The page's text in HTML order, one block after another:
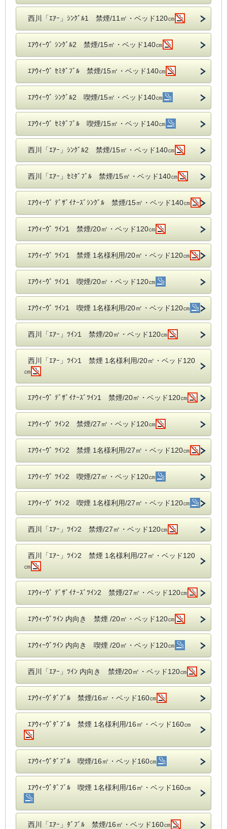
西川「ｴｱｰ」ｼﾝｸﾞﾙ1 禁煙/11㎡・ベッド120㎝
ｴｱｳｨｰｳﾞ ｼﾝｸﾞﾙ2 禁煙/15㎡・ベッド140㎝
ｴｱｳｨｰｳﾞ ｾﾐﾀﾞﾌﾞﾙ 禁煙/15㎡・ベッド140㎝
ｴｱｳｨｰｳﾞ ｼﾝｸﾞﾙ2 喫煙/15㎡・ベッド140㎝
ｴｱｳｨｰｳﾞ ｾﾐﾀﾞﾌﾞﾙ 喫煙/15㎡・ベッド140㎝
西川「ｴｱｰ」ｼﾝｸﾞﾙ2 禁煙/15㎡・ベッド140㎝
西川「ｴｱｰ」ｾﾐﾀﾞﾌﾞﾙ 禁煙/15㎡・ベッド140㎝
ｴｱｳｨｰｳﾞ ﾃﾞｻﾞｲﾅｰｽﾞｼﾝｸﾞﾙ 禁煙/15㎡・ベッド140㎝
ｴｱｳｨｰｳﾞ ﾂｲﾝ1 禁煙/20㎡・ベッド120㎝
ｴｱｳｨｰｳﾞ ﾂｲﾝ1 禁煙 1名様利用/20㎡・ベッド120㎝
ｴｱｳｨｰｳﾞ ﾂｲﾝ1 喫煙/20㎡・ベッド120㎝
ｴｱｳｨｰｳﾞ ﾂｲﾝ1 喫煙 1名様利用/20㎡・ベッド120㎝
西川「ｴｱｰ」ﾂｲﾝ1 禁煙/20㎡・ベッド120㎝
西川「ｴｱｰ」ﾂｲﾝ1 禁煙 1名様利用/20㎡・ベッド120
㎝
ｴｱｳｨｰｳﾞ ﾃﾞｻﾞｲﾅｰｽﾞﾂｲﾝ1 禁煙/20㎡・ベッド120㎝
ｴｱｳｨｰｳﾞ ﾂｲﾝ2 禁煙/27㎡・ベッド120㎝
ｴｱｳｨｰｳﾞ ﾂｲﾝ2 禁煙 1名様利用/27㎡・ベッド120㎝
ｴｱｳｨｰｳﾞ ﾂｲﾝ2 喫煙/27㎡・ベッド120㎝
ｴｱｳｨｰｳﾞ ﾂｲﾝ2 喫煙 1名様利用/27㎡・ベッド120㎝
西川「ｴｱｰ」ﾂｲﾝ2 禁煙/27㎡・ベッド120㎝
西川「ｴｱｰ」ﾂｲﾝ2 禁煙 1名様利用/27㎡・ベッド120
㎝
ｴｱｳｨｰｳﾞ ﾃﾞｻﾞｲﾅｰｽﾞﾂｲﾝ2 禁煙/27㎡・ベッド120㎝
ｴｱｳｨｰｳﾞﾂｲﾝ 内向き 禁煙 /20㎡・ベッド120㎝
ｴｱｳｨｰｳﾞﾂｲﾝ 内向き 喫煙 /20㎡・ベッド120㎝
西川「ｴｱｰ」ﾂｲﾝ 内向き 禁煙/20㎡・ベッド120㎝
ｴｱｳｨｰｳﾞﾀﾞﾌﾞﾙ 禁煙/16㎡・ベッド160㎝
ｴｱｳｨｰｳﾞﾀﾞﾌﾞﾙ 禁煙 1名様利用/16㎡・ベッド160㎝
ｴｱｳｨｰｳﾞﾀﾞﾌﾞﾙ 喫煙/16㎡・ベッド160㎝
ｴｱｳｨｰｳﾞﾀﾞﾌﾞﾙ 喫煙 1名様利用/16㎡・ベッド160㎝
西川「ｴｱｰ」ﾀﾞﾌﾞﾙ 禁煙/16㎡・ベッド160㎝